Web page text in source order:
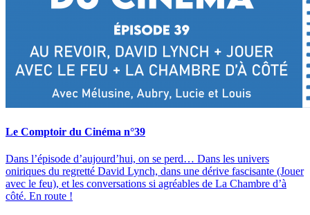
Le Comptoir du Cinéma n°39
Dans l’épisode d’aujourd’hui, on se perd… Dans les univers
oniriques du regretté David Lynch, dans une dérive fascisante (Jouer
avec le feu), et les conversations si agréables de La Chambre d’à
côté. En route !